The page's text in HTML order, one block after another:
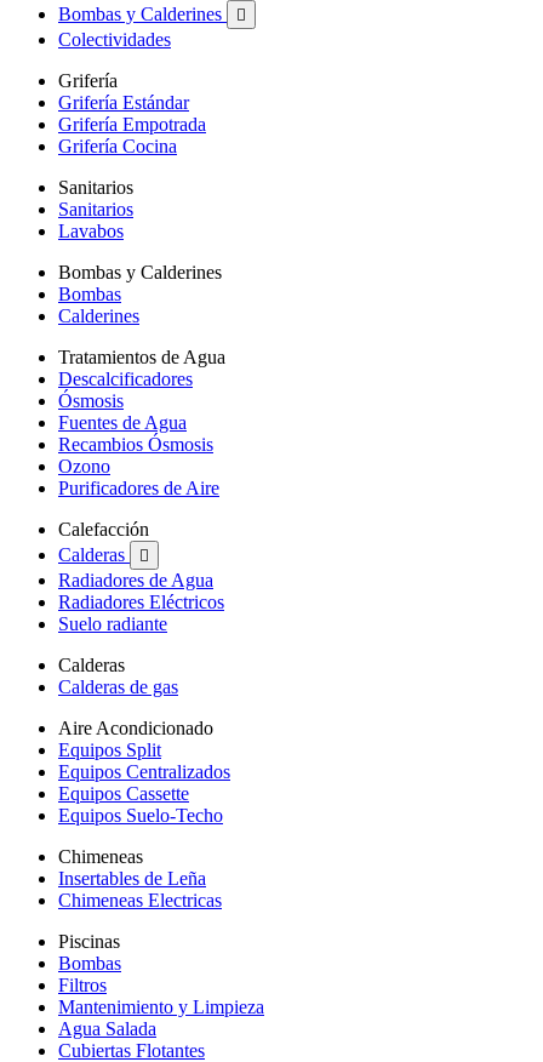
Bombas y Calderines

Colectividades
Grifería
Grifería Estándar
Grifería Empotrada
Grifería Cocina
Sanitarios
Sanitarios
Lavabos
Bombas y Calderines
Bombas
Calderines
Tratamientos de Agua
Descalcificadores
Ósmosis
Fuentes de Agua
Recambios Ósmosis
Ozono
Purificadores de Aire
Calefacción
Calderas

Radiadores de Agua
Radiadores Eléctricos
Suelo radiante
Calderas
Calderas de gas
Aire Acondicionado
Equipos Split
Equipos Centralizados
Equipos Cassette
Equipos Suelo-Techo
Chimeneas
Insertables de Leña
Chimeneas Electricas
Piscinas
Bombas
Filtros
Mantenimiento y Limpieza
Agua Salada
Cubiertas Flotantes